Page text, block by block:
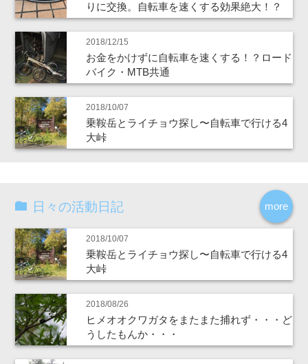
りに交換。自転車を速くする効果絶大！？
2018/12/15
お金をかけずに自転車を速くする！？ロード
バイク・MTB共通
2018/10/07
乗鞍岳とライチョウ探し〜自転車で行ける4
大峠
more
日々の活動日記
2018/10/07
乗鞍岳とライチョウ探し〜自転車で行ける4
大峠
2018/08/26
ヒメオオクワガタをまたまた捕れず・・・ど
うしたもんか・・・